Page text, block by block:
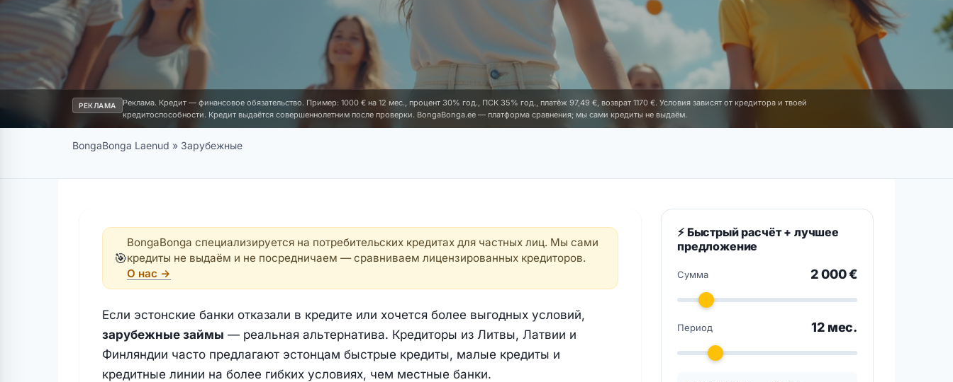
РЕКЛАМА
Реклама. Кредит — финансовое обязательство. Пример: 1000 € на 12 мес., процент 30% год., ПСК 35% год., платёж 97,49 €, возврат 1170 €. Условия зависят от кредитора и твоей
кредитоспособности. Кредит выдаётся совершеннолетним после проверки. BongaBonga.ee — платформа сравнения; мы сами кредиты не выдаём.
BongaBonga Laenud » Зарубежные
🎯
BongaBonga специализируется на потребительских кредитах для частных лиц. Мы сами
кредиты не выдаём и не посредничаем — сравниваем лицензированных кредиторов.
О нас →
Если эстонские банки отказали в кредите или хочется более выгодных условий,
зарубежные займы — реальная альтернатива. Кредиторы из Литвы, Латвии и
Финляндии часто предлагают эстонцам быстрые кредиты, малые кредиты и
кредитные линии на более гибких условиях, чем местные банки.
⚡ Быстрый расчёт + лучшее
предложение
Сумма 2 000 €
Период 12 мес.